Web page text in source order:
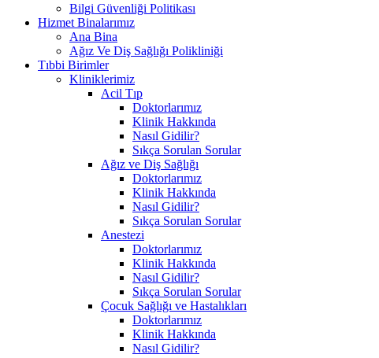
Bilgi Güvenliği Politikası
Hizmet Binalarımız
Ana Bina
Ağız Ve Diş Sağlığı Polikliniği
Tıbbi Birimler
Kliniklerimiz
Acil Tıp
Doktorlarımız
Klinik Hakkında
Nasıl Gidilir?
Sıkça Sorulan Sorular
Ağız ve Diş Sağlığı
Doktorlarımız
Klinik Hakkında
Nasıl Gidilir?
Sıkça Sorulan Sorular
Anestezi
Doktorlarımız
Klinik Hakkında
Nasıl Gidilir?
Sıkça Sorulan Sorular
Çocuk Sağlığı ve Hastalıkları
Doktorlarımız
Klinik Hakkında
Nasıl Gidilir?